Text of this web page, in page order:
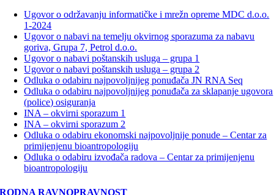
Ugovor o održavanju informatičke i mrežn opreme MDC d.o.o.
1-2024
Ugovor o nabavi na temelju okvirnog sporazuma za nabavu
goriva, Grupa 7, Petrol d.o.o.
Ugovor o nabavi poštanskih usluga – grupa 1
Ugovor o nabavi poštanskih usluga – grupa 2
Odluka o odabiru najpovoljnijeg ponuđača JN RNA Seq
Odluka o odabiru najpovoljnijeg ponuđača za sklapanje ugovora
(police) osiguranja
INA – okvirni sporazum 1
INA – okvirni sporazum 2
Odluka o odabiru ekonomski najpovoljnije ponude – Centar za
primijenjenu bioantropologiju
Odluka o odabiru izvođača radova – Centar za primijenjenu
bioantropologiju
RODNA RAVNOPRAVNOST